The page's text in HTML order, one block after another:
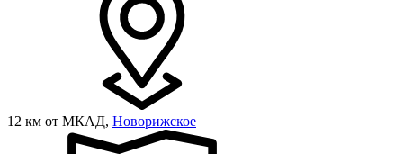
12 км от МКАД, Новорижское